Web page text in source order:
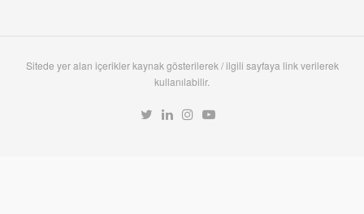
Sitede yer alan içerikler kaynak gösterilerek / ilgili sayfaya link verilerek
kullanılabilir.